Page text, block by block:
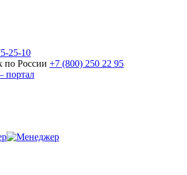
25-10
по России +7 (800) 250 22 95
портал